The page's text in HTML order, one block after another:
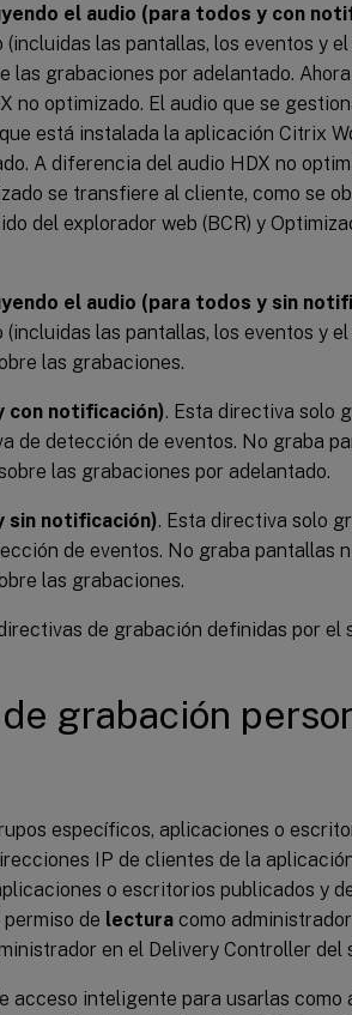
el audio (para todos y con
las pantallas, los eventos y el
las grabaciones por adelantado.
no optimizado. El audio que se
está instalada la aplicación Citrix
A diferencia del audio HDX no
se transfiere al cliente, como se
del explorador web (BCR) y
el audio (para todos y sin
las pantallas, los eventos y el
las grabaciones.
con notificación). Esta directiva solo
de detección de eventos. No graba
las grabaciones por adelantado.
sin notificación). Esta directiva solo
de eventos. No graba pantallas
las grabaciones.
de grabación definidas por el
grabación
específicos, aplicaciones o
IP de clientes de la
o escritorios publicados y
de lectura como
en el Delivery Controller del
acceso inteligente para usarlas como